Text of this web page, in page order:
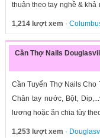
thuận theo tay nghề & khả
cao,...
1,214 lượt xem ·
Cần Thợ Nails
Cần Tuyển Thợ Nails Cho
Chân tay nước, Bột,
lương hoặc ăn chia tùy
1,253 lượt xem ·